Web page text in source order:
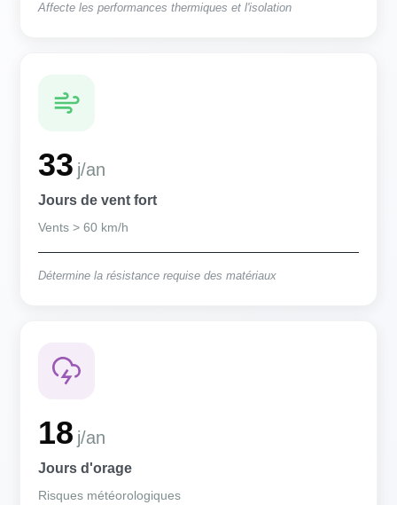
Affecte les performances thermiques et l'isolation
33 j/an
Jours de vent fort
Vents > 60 km/h
Détermine la résistance requise des matériaux
18 j/an
Jours d'orage
Risques météorologiques